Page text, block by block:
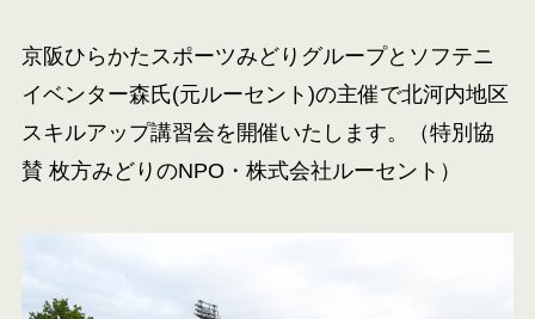
京阪ひらかたスポーツみどりグループとソフテニ
イベンター森氏(元ルーセント)の主催で北河内地区
スキルアップ講習会を開催いたします。（特別協
賛 枚方みどりのNPО・株式会社ルーセント）